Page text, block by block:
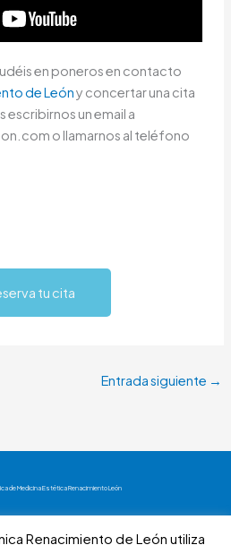
en poneros en contacto
de Leóny concertar una cita
un email a
o llamarnos al teléfono
tu cita
Entrada siguiente →
de Medicina Estética Renacimiento León
Renacimiento de León utiliza